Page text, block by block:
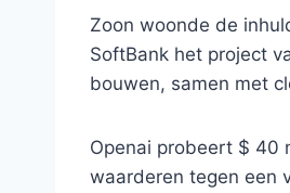
Zoon woonde de
SoftBank het project
bouwen, samen met
Openai probeert $ 40
waarderen tegen een